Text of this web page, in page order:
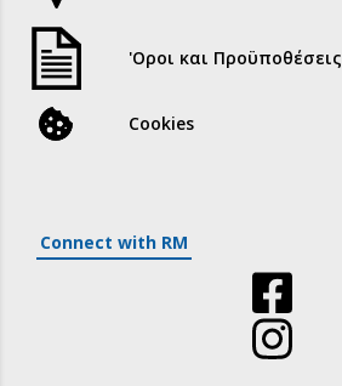
'Οροι και Προϋποθέσεις
Cookies
Connect with RM